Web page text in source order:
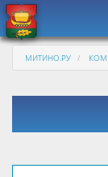
МИТИНО.РУ